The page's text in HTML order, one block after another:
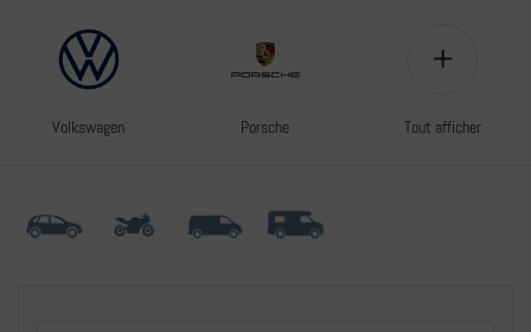
Volkswagen Porsche
+
Tout afficher